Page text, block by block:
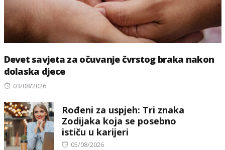
Devet savjeta za očuvanje čvrstog braka nakon
dolaska djece
Posted
03/08/2026
Rođeni za uspjeh: Tri znaka
Zodijaka koja se posebno
ističu u karijeri
Posted
05/08/2026